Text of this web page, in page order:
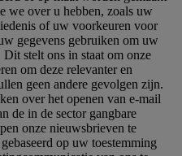
we over u hebben, zoals uw
of uw voorkeuren voor
gegevens gebruiken om uw
Dit stelt ons in staat om onze
om deze relevanter en
geen andere gevolgen zijn.
over het openen van e-mail
de in de sector gangbare
onze nieuwsbrieven te
op uw toestemming